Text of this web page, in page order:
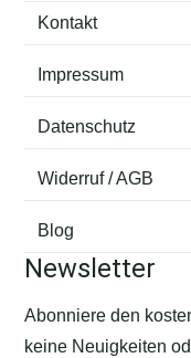
Kontakt
Impressum
Datenschutz
Widerruf / AGB
Blog
Newsletter
Abonniere den
keine Neuigkeiten